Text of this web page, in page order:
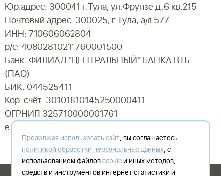
Юр.адрес: 300041 г.Тула, ул.Фрунзе д.6 кв.215
Почтовый адрес: 300025, г.Тула, а/я 577
ИНН: 710606062804
р/с: 40802810211760001500
Банк: ФИЛИАЛ "ЦЕНТРАЛЬНЫЙ" БАНКА ВТБ
(ПАО)
БИК: 044525411
Кор. счёт: 30101810145250000411
ОГРНИП 325710000001761
e-mail:
Продолжая использовать сайт, вы соглашаетесь
политикой обработки персональных данных, с
использованием файловcookieи иных методов,
средств и инструментов интернет статистики и